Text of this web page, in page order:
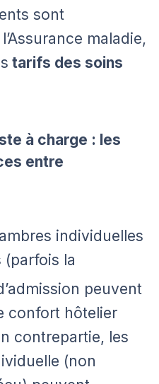
sont
maladie,
tarifs des soins
à charge : les
entre
individuelles
la
peuvent
confort hôtelier
contrepartie, les
(non